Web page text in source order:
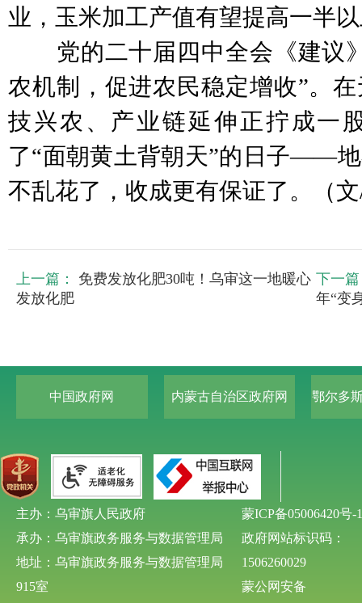
业，玉米加工产值有望提高一半
党的二十届四中全会《建议
农机制，促进农民稳定增收”。
技兴农、产业链延伸正拧成一
了“面朝黄土背朝天”的日子——
不乱花了，收成更有保证了。（
上一篇：
免费发放化肥30吨！乌审这一地暖心
发放化肥
下一
年“变
中国政府网 内蒙古自治区政府网 鄂尔多
主办：乌审旗人民政府
承办：乌审旗政务服务与数据管理局
地址：乌审旗政务服务与数据管理局
915室
蒙ICP备05006420号-1
政府网站标识码：
1506260029
蒙公网安备